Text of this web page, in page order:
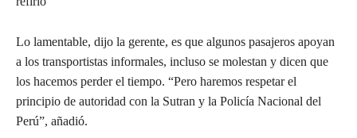
Lo lamentable, dijo la gerente, es que algunos pasajeros apoyan
a los transportistas informales, incluso se molestan y dicen que
los hacemos perder el tiempo. “Pero haremos respetar el
principio de autoridad con la Sutran y la Policía Nacional del
Perú”, añadió.